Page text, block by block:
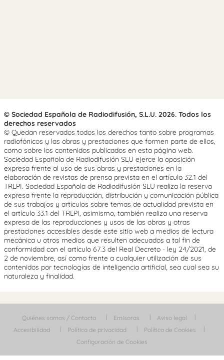
© Sociedad Española de Radiodifusión, S.L.U. 2026. Todos los
derechos reservados
© Quedan reservados todos los derechos tanto sobre programas
radiofónicos y las obras y prestaciones que formen parte de ellos,
como sobre los contenidos publicados en esta página web.
Sociedad Española de Radiodifusión SLU ejerce la oposición
expresa frente al uso de sus obras y prestaciones en la
elaboración de revistas de prensa prevista en el artículo 32.1 del
TRLPI. Sociedad Española de Radiodifusión SLU realiza la reserva
expresa frente la reproducción, distribución y comunicación pública
de sus trabajos y artículos sobre temas de actualidad prevista en
el artículo 33.1 del TRLPI, asimismo, también realiza una reserva
expresa de las reproducciones y usos de las obras y otras
prestaciones accesibles desde este sitio web a medios de lectura
mecánica u otros medios que resulten adecuados a tal fin de
conformidad con el artículo 67.3 del Real Decreto - ley 24/2021, de
2 de noviembre, así como frente a cualquier utilización de sus
contenidos por tecnologías de inteligencia artificial, sea cual sea su
naturaleza y finalidad.
Quiénes somos / Contacta Emisoras
Aviso legal
Accesibilidad
Política de privacidad
Política de Cookies
Configuración de Cookies